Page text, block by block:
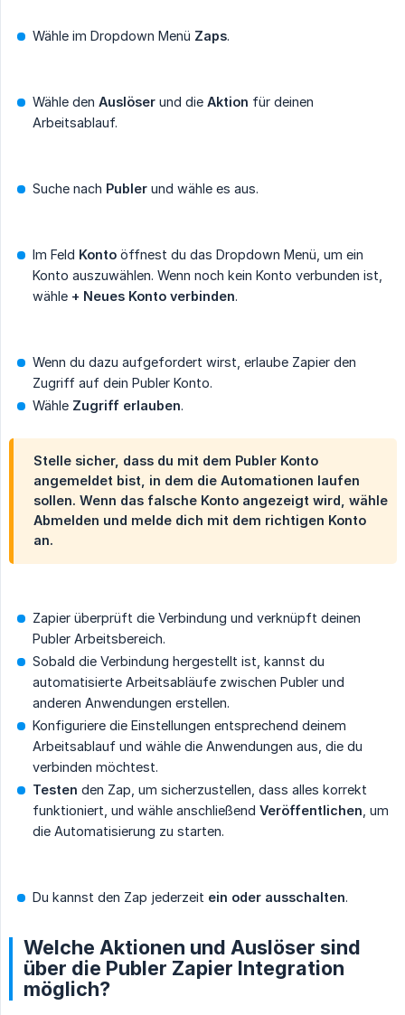
Wähle im Dropdown Menü Zaps.
Wähle den Auslöser und die Aktion für deinen
Arbeitsablauf.
Suche nach Publer und wähle es aus.
Im Feld Konto öffnest du das Dropdown Menü, um ein
Konto auszuwählen. Wenn noch kein Konto verbunden ist,
wähle + Neues Konto verbinden.
Wenn du dazu aufgefordert wirst, erlaube Zapier den
Zugriff auf dein Publer Konto.
Wähle Zugriff erlauben.
Stelle sicher, dass du mit dem Publer Konto
angemeldet bist, in dem die Automationen laufen
sollen. Wenn das falsche Konto angezeigt wird, wähle
Abmelden und melde dich mit dem richtigen Konto
an.
Zapier überprüft die Verbindung und verknüpft deinen
Publer Arbeitsbereich.
Sobald die Verbindung hergestellt ist, kannst du
automatisierte Arbeitsabläufe zwischen Publer und
anderen Anwendungen erstellen.
Konfiguriere die Einstellungen entsprechend deinem
Arbeitsablauf und wähle die Anwendungen aus, die du
verbinden möchtest.
Testen den Zap, um sicherzustellen, dass alles korrekt
funktioniert, und wähle anschließend Veröffentlichen , um
die Automatisierung zu starten.
Du kannst den Zap jederzeit ein oder ausschalten.
Welche Aktionen und Auslöser sind
über die Publer Zapier Integration
möglich?